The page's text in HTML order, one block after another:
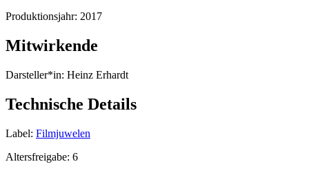
Produktionsjahr: 2017
Mitwirkende
Darsteller*in: Heinz Erhardt
Technische Details
Label: Filmjuwelen
Altersfreigabe: 6